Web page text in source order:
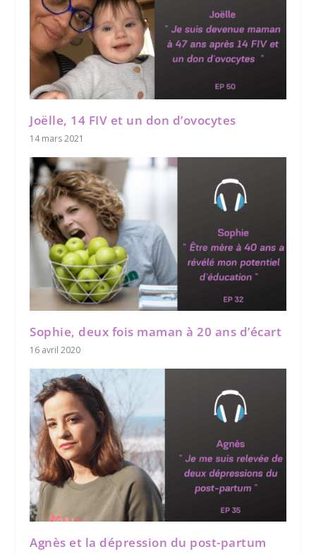
Joëlle, 14 FIV et un don d’ovocytes
14 mars 2021
Sophie, deux fois maman à 20 ans d’écart
16 avril 2020
Agnès et la dépression du post-partum